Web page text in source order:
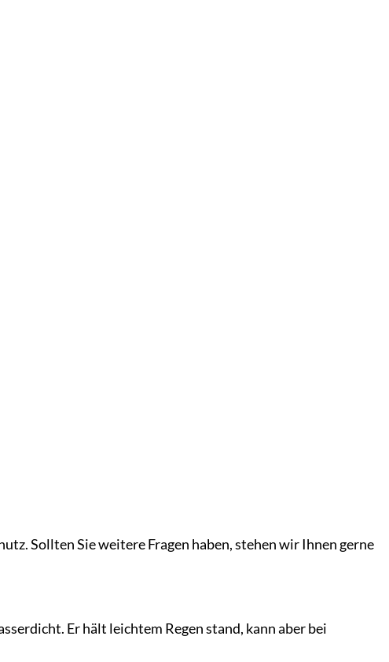
Sollten Sie weitere Fragen haben, stehen wir Ihnen gerne
Er hält leichtem Regen stand, kann aber bei